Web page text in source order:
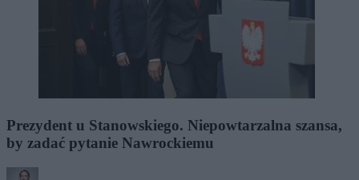
Prezydent u Stanowskiego. Niepowtarzalna szansa,
by zadać pytanie Nawrockiemu